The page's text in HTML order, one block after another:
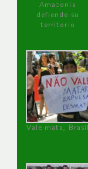
Amazonía
defiende su
territorio
Vale mata, Brasil